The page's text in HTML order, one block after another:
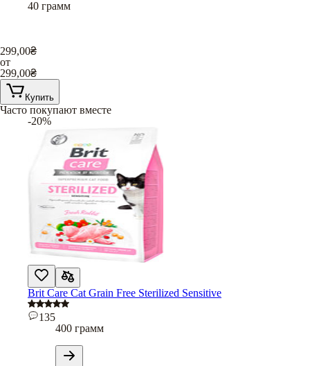
40 грамм
299,00₴
от
299,00₴
Купить
Часто покупают вместе
-20%
Brit Care Cat Grain Free Sterilized Sensitive
135
400 грамм